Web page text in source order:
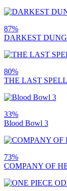
87%
DARKEST
80%
THE LAST SPELL
33%
Blood Bowl 3
73%
COMPANY OF